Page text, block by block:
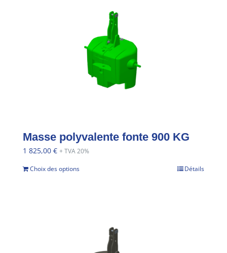
Masse polyvalente fonte 900 KG
1 825,00 € + TVA 20%
Choix des options Détails